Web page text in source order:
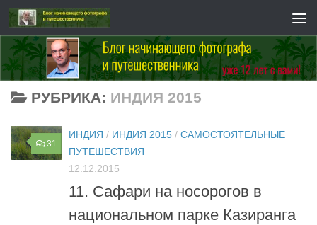
Перейти к содержимому
РУБРИКА: ИНДИЯ 2015
31
ИНДИЯ / ИНДИЯ 2015 / САМОСТОЯТЕЛЬНЫЕ
ПУТЕШЕСТВИЯ
12.12.2015
11. Сафари на носорогов в
национальном парке Казиранга